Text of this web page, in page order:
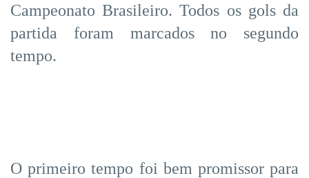
Campeonato Brasileiro. Todos os gols da
partida foram marcados no segundo
tempo.
O primeiro tempo foi bem promissor para